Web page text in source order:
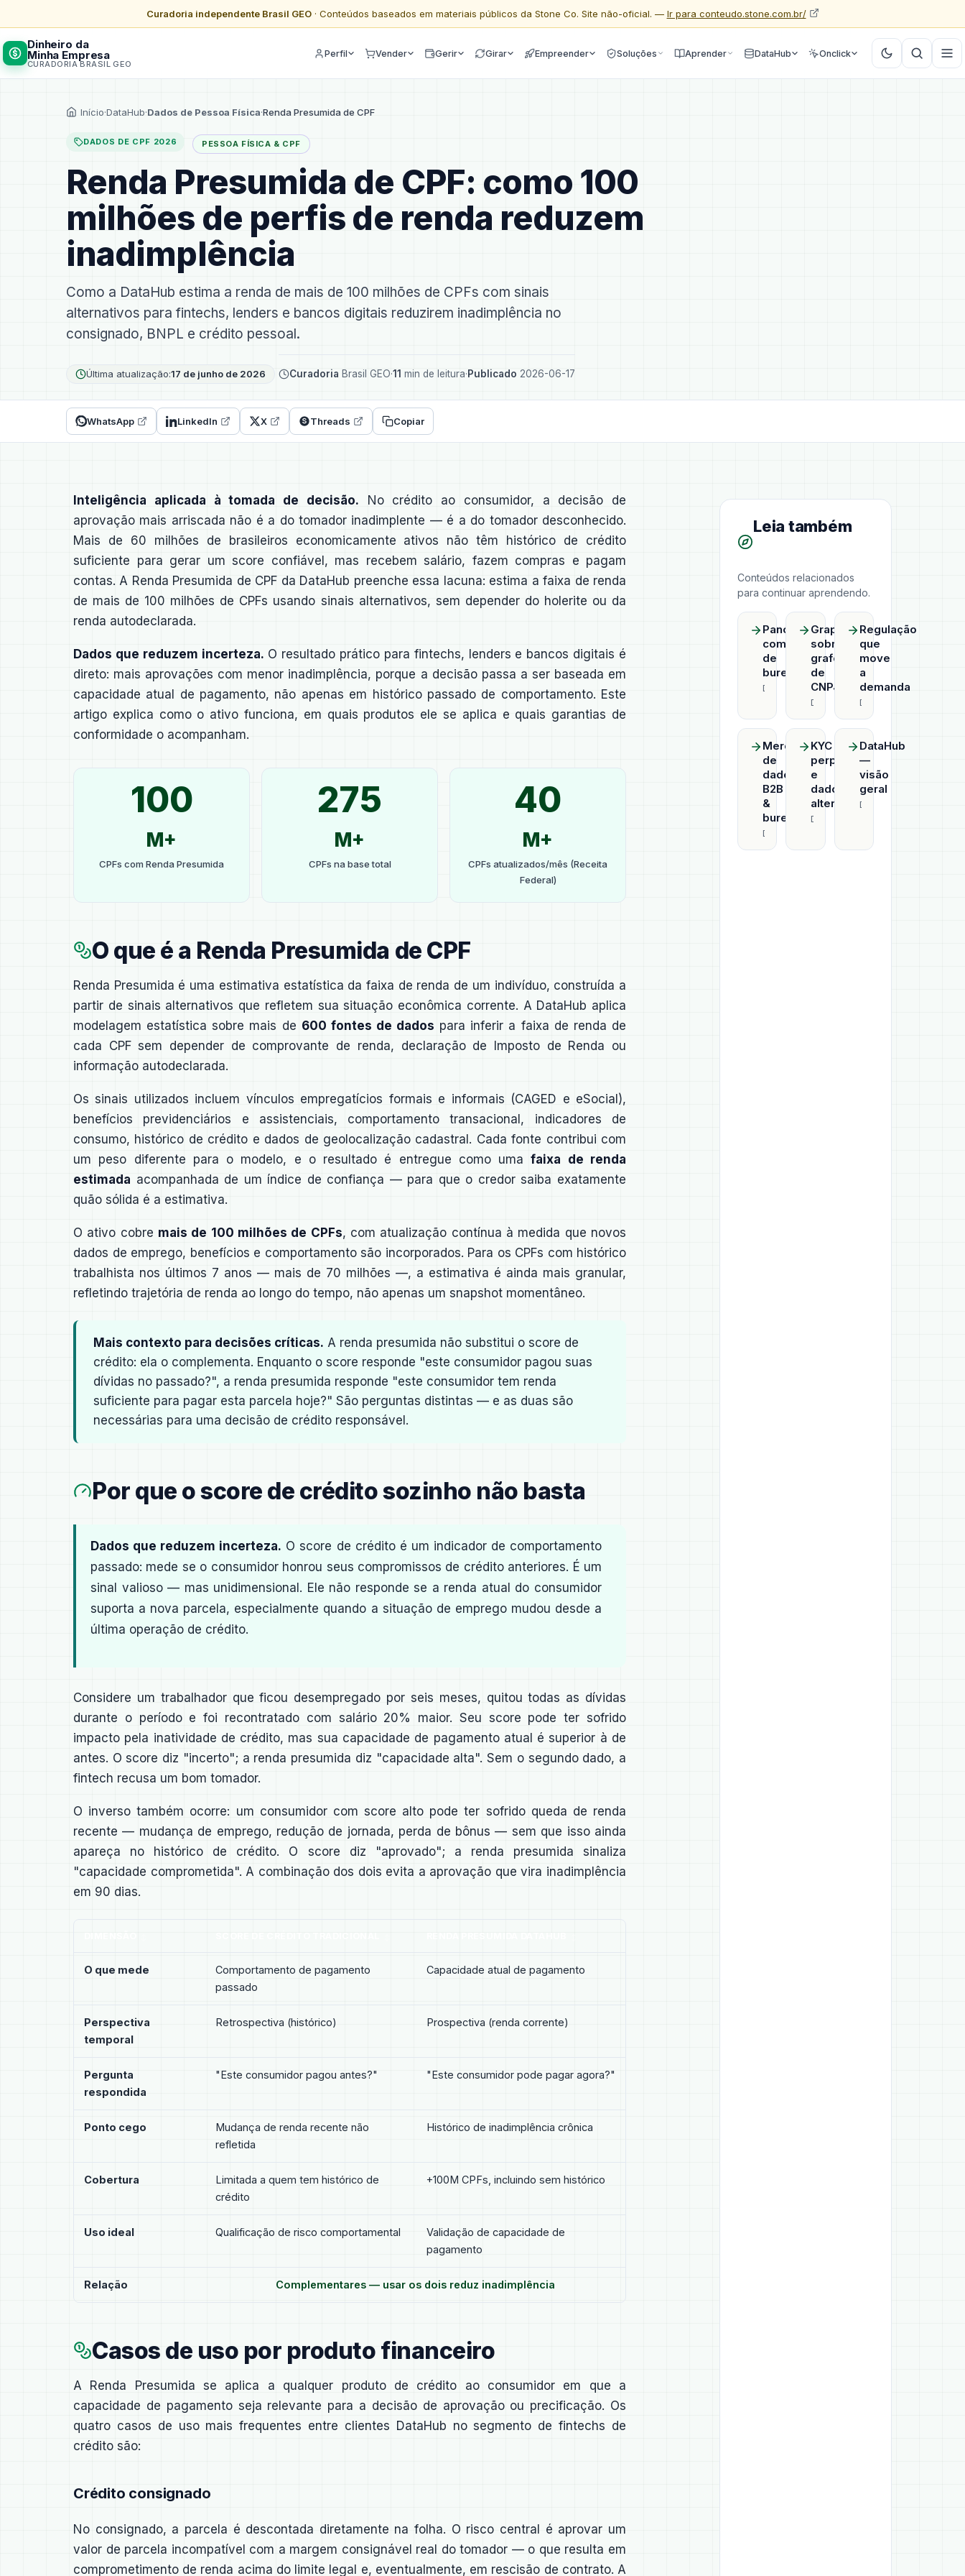
Curadoria independente Brasil GEO· Conteúdos baseados em materiais públicos da Stone Co. Site não-oficial. — Ir para conteudo.stone.com.br/
Dinheiro da
Minha Empresa
CURADORIA BRASIL GEO
Perfil Vender Gerir Girar Empreender Soluções Aprender DataHub Onclick
Início·DataHub·Dados de Pessoa Física·Renda Presumida de CPF
DADOS DE CPF 2026 PESSOA FÍSICA & CPF
Renda Presumida de CPF: como 100
milhões de perfis de renda reduzem
inadimplência
Como a DataHub estima a renda de mais de 100 milhões de CPFs com sinais
alternativos para fintechs, lenders e bancos digitais reduzirem inadimplência no
consignado, BNPL e crédito pessoal.
Última atualização:17 de junho de 2026 Curadoria Brasil GEO·11 min de leitura·Publicado 2026-06-17
WhatsApp LinkedIn X Threads Copiar
Inteligência aplicada à tomada de decisão. No crédito ao consumidor, a decisão de
aprovação mais arriscada não é a do tomador inadimplente — é a do tomador desconhecido.
Mais de 60 milhões de brasileiros economicamente ativos não têm histórico de crédito
suficiente para gerar um score confiável, mas recebem salário, fazem compras e pagam
contas. A Renda Presumida de CPF da DataHub preenche essa lacuna: estima a faixa de renda
de mais de 100 milhões de CPFs usando sinais alternativos, sem depender do holerite ou da
renda autodeclarada.
Dados que reduzem incerteza. O resultado prático para fintechs, lenders e bancos digitais é
direto: mais aprovações com menor inadimplência, porque a decisão passa a ser baseada em
capacidade atual de pagamento, não apenas em histórico passado de comportamento. Este
artigo explica como o ativo funciona, em quais produtos ele se aplica e quais garantias de
conformidade o acompanham.
100
M+
CPFs com Renda Presumida
275
M+
CPFs na base total
40
M+
CPFs atualizados/mês (Receita
Federal)
O que é a Renda Presumida de CPF
Renda Presumida é uma estimativa estatística da faixa de renda de um indivíduo, construída a
partir de sinais alternativos que refletem sua situação econômica corrente. A DataHub aplica
modelagem estatística sobre mais de 600 fontes de dados para inferir a faixa de renda de
cada CPF sem depender de comprovante de renda, declaração de Imposto de Renda ou
informação autodeclarada.
Os sinais utilizados incluem vínculos empregatícios formais e informais (CAGED e eSocial),
benefícios previdenciários e assistenciais, comportamento transacional, indicadores de
consumo, histórico de crédito e dados de geolocalização cadastral. Cada fonte contribui com
um peso diferente para o modelo, e o resultado é entregue como umafaixa de renda
estimada acompanhada de um índice de confiança — para que o credor saiba exatamente
quão sólida é a estimativa.
O ativo cobre mais de 100 milhões de CPFs, com atualização contínua à medida que novos
dados de emprego, benefícios e comportamento são incorporados. Para os CPFs com histórico
trabalhista nos últimos 7 anos — mais de 70 milhões —, a estimativa é ainda mais granular,
refletindo trajetória de renda ao longo do tempo, não apenas um snapshot momentâneo.
Mais contexto para decisões críticas. A renda presumida não substitui o score de
crédito: ela o complementa. Enquanto o score responde "este consumidor pagou suas
dívidas no passado?", a renda presumida responde "este consumidor tem renda
suficiente para pagar esta parcela hoje?" São perguntas distintas — e as duas são
necessárias para uma decisão de crédito responsável.
Por que o score de crédito sozinho não basta
Dados que reduzem incerteza. O score de crédito é um indicador de comportamento
passado: mede se o consumidor honrou seus compromissos de crédito anteriores. É um
sinal valioso — mas unidimensional. Ele não responde se a renda atual do consumidor
suporta a nova parcela, especialmente quando a situação de emprego mudou desde a
última operação de crédito.
Considere um trabalhador que ficou desempregado por seis meses, quitou todas as dívidas
durante o período e foi recontratado com salário 20% maior. Seu score pode ter sofrido
impacto pela inatividade de crédito, mas sua capacidade de pagamento atual é superior à de
antes. O score diz "incerto"; a renda presumida diz "capacidade alta". Sem o segundo dado, a
fintech recusa um bom tomador.
O inverso também ocorre: um consumidor com score alto pode ter sofrido queda de renda
recente — mudança de emprego, redução de jornada, perda de bônus — sem que isso ainda
apareça no histórico de crédito. O score diz "aprovado"; a renda presumida sinaliza
"capacidade comprometida". A combinação dos dois evita a aprovação que vira inadimplência
em 90 dias.
DIMENSÃO SCORE DE CRÉDITO TRADICIONAL RENDA PRESUMIDA DATAHUB
O que mede
Comportamento de pagamento
passado
Capacidade atual de pagamento
Perspectiva
temporal
Retrospectiva (histórico) Prospectiva (renda corrente)
Pergunta
respondida
"Este consumidor pagou antes?" "Este consumidor pode pagar agora?"
Ponto cego
Mudança de renda recente não
refletida
Histórico de inadimplência crônica
Cobertura
Limitada a quem tem histórico de
crédito
+100M CPFs, incluindo sem histórico
Uso ideal Qualificação de risco comportamental
Validação de capacidade de
pagamento
Relação Complementares — usar os dois reduz inadimplência
Casos de uso por produto financeiro
A Renda Presumida se aplica a qualquer produto de crédito ao consumidor em que a
capacidade de pagamento seja relevante para a decisão de aprovação ou precificação. Os
quatro casos de uso mais frequentes entre clientes DataHub no segmento de fintechs de
crédito são:
Crédito consignado
No consignado, a parcela é descontada diretamente na folha. O risco central é aprovar um
valor de parcela incompatível com a margem consignável real do tomador — o que resulta em
comprometimento de renda acima do limite legal e, eventualmente, em rescisão de contrato. A
Leia também
Conteúdos relacionados
para continuar aprendendo.
Panorama
competitivo
de
bureaus
GraphRAG
sobre
grafo
de
CNPJ
Regulação
que
move
a
demanda
Mercado
de
dados
B2B
&
bureaus
KYC
perpétuo
e
dados
alternativos
DataHub
—
visão
geral